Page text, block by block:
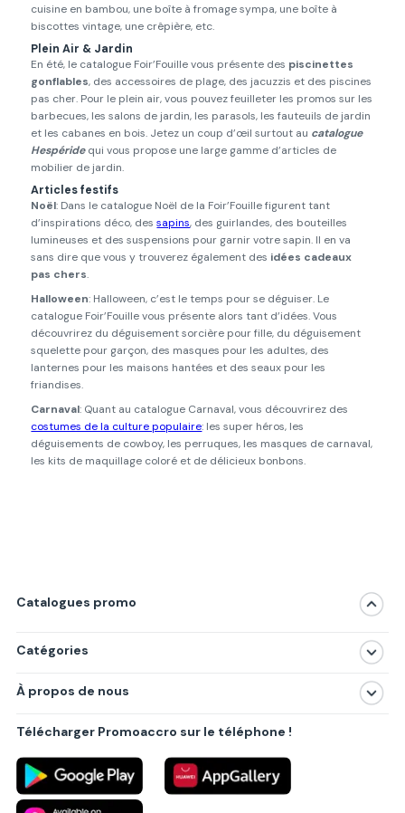
cuisine en bambou, une boîte à fromage sympa, une boîte à
biscottes vintage, une crêpière, etc.
Plein Air & Jardin
En été, le catalogue Foir’Fouille vous présente des piscinettes
gonflables, des accessoires de plage, des jacuzzis et des piscines
pas cher. Pour le plein air, vous pouvez feuilleter les promos sur les
barbecues, les salons de jardin, les parasols, les fauteuils de jardin
et les cabanes en bois. Jetez un coup d’œil surtout au catalogue
Hespéridequi vous propose une large gamme d’articles de
mobilier de jardin.
Articles festifs
Noël: Dans le catalogue Noël de la Foir’Fouille figurent tant
d’inspirations déco, dessapins, des guirlandes, des bouteilles
lumineuses et des suspensions pour garnir votre sapin. Il en va
sans dire que vous y trouverez également des idées cadeaux
pas chers.
Halloween: Halloween, c’est le temps pour se déguiser. Le
catalogue Foir’Fouille vous présente alors tant d’idées. Vous
découvrirez du déguisement sorcière pour fille, du déguisement
squelette pour garçon, des masques pour les adultes, des
lanternes pour les maisons hantées et des seaux pour les
friandises.
Carnaval: Quant au catalogue Carnaval, vous découvrirez des
costumes de la culture populaire: les super héros, les
déguisements de cowboy, les perruques, les masques de carnaval,
les kits de maquillage coloré et de délicieux bonbons.
Catalogues promo
Catégories
Produits
Villes principales
À propos de nous
Politique de confidentialité
Règlements
Partenariat B2B
Blog
Télécharger Promoaccro sur le téléphone !